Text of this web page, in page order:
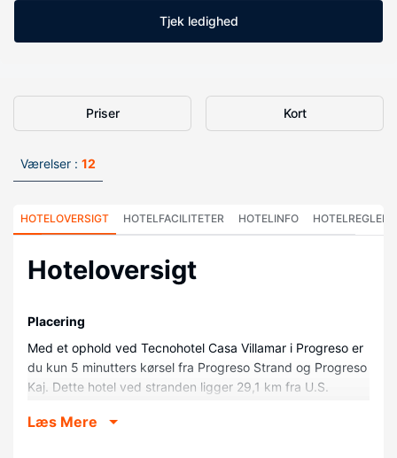
Tjek ledighed
Priser Kort
Værelser : 12
HOTELOVERSIGT HOTELFACILITETER HOTELINFO HOTELREGLER
Hoteloversigt
Placering
Med et ophold ved Tecnohotel Casa Villamar i Progreso er
du kun 5 minutters kørsel fra Progreso Strand og Progreso
Kaj. Dette hotel ved stranden ligger 29,1 km fra U.S.
Montejo.
Læs Mere